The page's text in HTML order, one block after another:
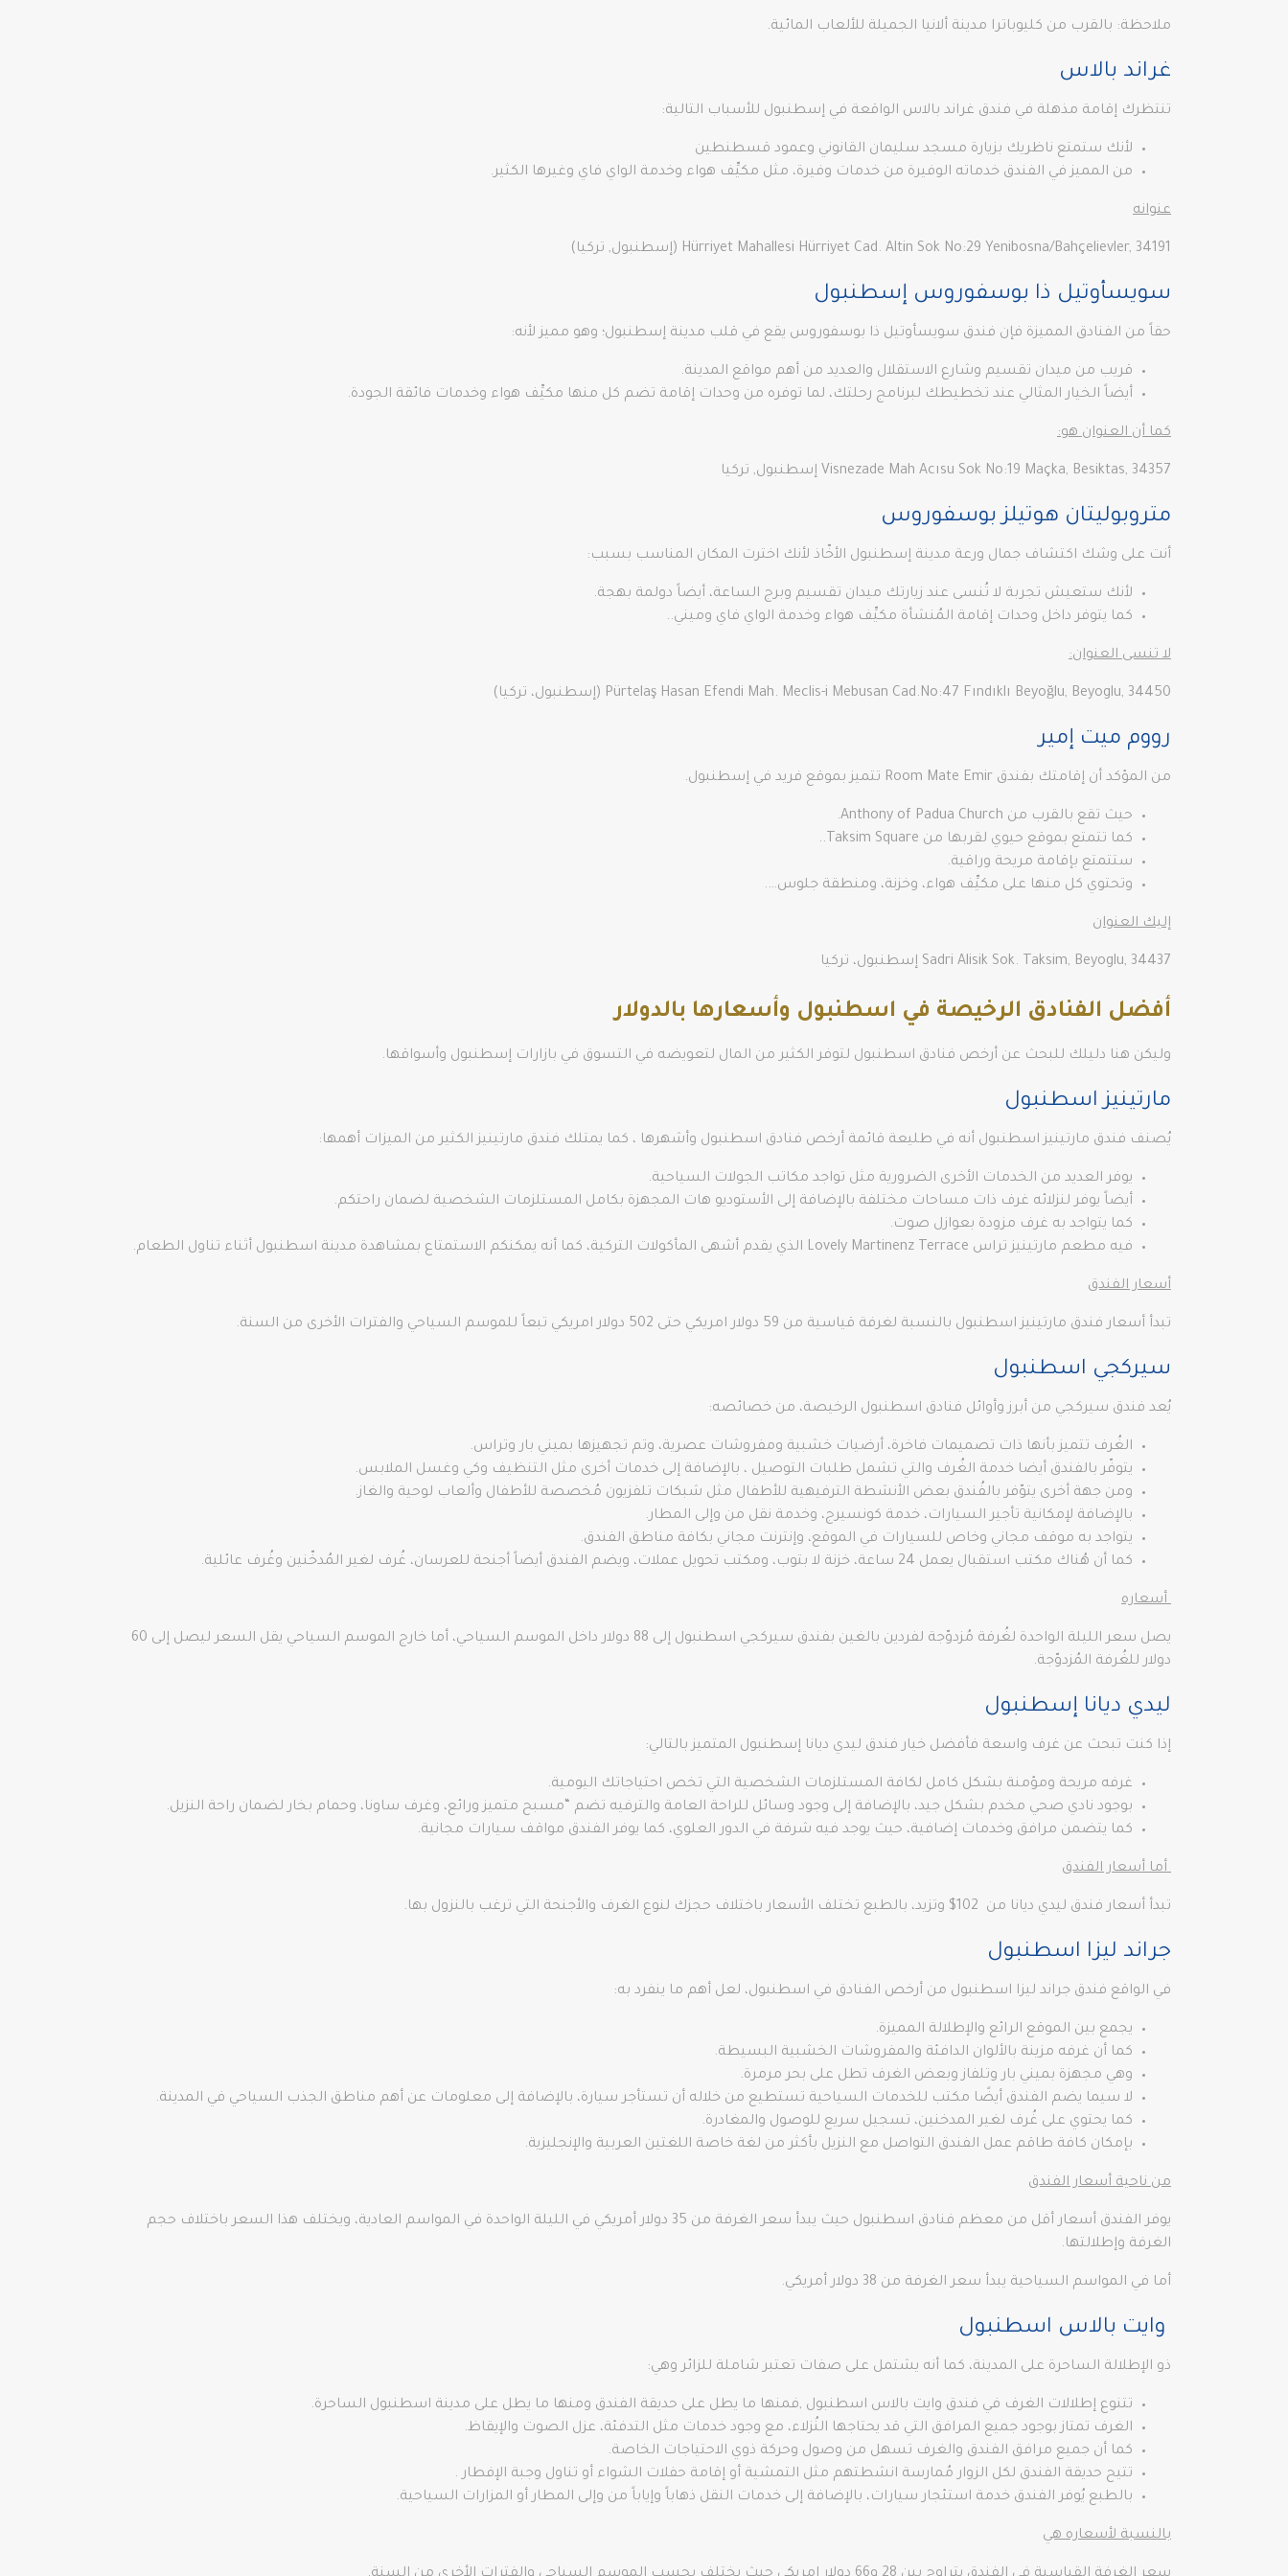
ملاحظة: بالقرب من كليوباترا مدينة ألانيا الجميلة للألعاب المائية.
غراند بالاس
تنتظرك إقامة مذهلة في فندق غراند بالاس الواقعة في إسطنبول للأسباب التالية:
لأنك ستمتع ناظريك بزيارة مسجد سليمان القانوني وعمود قسطنطين
من المميز في الفندق خدماته الوفيرة من خدمات وفيرة، مثل مكيِّف هواء وخدمة الواي فاي وغيرها الكثير.
عنوانه
Hürriyet Mahallesi Hürriyet Cad. Altin Sok No:29 Yenibosna/Bahçelievler, 34191 (إسطنبول, تركيا)
سويسأوتيل ذا بوسفوروس إسطنبول
حقاً من الفنادق المميزة فإن فندق سويسأوتيل ذا بوسفوروس يقع في قلب مدينة إسطنبول؛ وهو مميز لأنه:
قريب من ميدان تقسيم وشارع الاستقلال والعديد من أهم مواقع المدينة.
أيضاً الخيار المثالي عند تخطيطك لبرنامج رحلتك، لما توفره من وحدات إقامة تضم كل منها مكيِّف هواء وخدمات فائقة الجودة.
كما أن العنوان هو:
Visnezade Mah Acısu Sok No:19 Maçka, Besiktas, 34357 إسطنبول, تركيا
متروبوليتان هوتيلز بوسفوروس
أنت على وشك اكتشاف جمال ورعة مدينة إسطنبول الأخّاذ لأنك اخترت المكان المناسب بسبب:
لأنك ستعيش تجربة لا تُنسى عند زيارتك ميدان تقسيم وبرج الساعة، أيضاً دولمة بهجة.
كما يتوفر داخل وحدات إقامة المُنشأة مكيِّف هواء وخدمة الواي فاي وميني..
لا تنسى العنوان:
Pürtelaş Hasan Efendi Mah. Meclis-i Mebusan Cad.No:47 Fındıklı Beyoğlu, Beyoglu, 34450 (إسطنبول، تركيا)
رووم ميت إمير
من المؤكد أن إقامتك بفندق Room Mate Emir تتميز بموقع فريد في إسطنبول.
حيث تقع بالقرب من Anthony of Padua Church.
كما تتمتع بموقع حيوي لقربها من Taksim Square..
ستتمتع بإقامة مريحة وراقية.
وتحتوي كل منها على مكيِّف هواء، وخزنة، ومنطقة جلوس….
إليك العنوان
Sadri Alisik Sok. Taksim, Beyoglu, 34437 إسطنبول، تركيا
أفضل الفنادق الرخيصة في اسطنبول وأسعارها بالدولار
وليكن هنا دليلك للبحث عن أرخص فنادق اسطنبول لتوفر الكثير من المال لتعويضه في التسوق في بازارات إسطنبول وأسواقها.
مارتينيز اسطنبول
يُصنف فندق مارتينيز اسطنبول أنه في طليعة قائمة أرخص فنادق اسطنبول وأشهرها ، كما يمتلك فندق مارتينيز الكثير من الميزات أهمها:
يوفر العديد من الخدمات الأخرى الضرورية مثل تواجد مكاتب الجولات السياحية.
أيضاً يوفر لنزلائه غرف ذات مساحات مختلفة بالإضافة إلى الأستوديو هات المجهزة بكامل المستلزمات الشخصية لضمان راحتكم.
كما يتواجد به غرف مزودة بعوازل صوت.
فيه مطعم مارتينيز تراس Lovely Martinenz Terrace الذي يقدم أشهى المأكولات التركية، كما أنه يمكنكم الاستمتاع بمشاهدة مدينة اسطنبول أثناء تناول الطعام.
أسعار الفندق
تبدأ أسعار فندق مارتينيز اسطنبول بالنسبة لغرفة قياسية من 59 دولار امريكي حتى 502 دولار امريكي تبعاً للموسم السياحي والفترات الأخرى من السنة.
سيركجي اسطنبول
يُعد فندق سيركجي من أبرز وأوائل فنادق اسطنبول الرخيصة، من خصائصه:
الغُرف تتميز بأنها ذات تصميمات فاخرة، أرضيات خشبية ومفروشات عصرية، وتم تجهيزها بميني بار وتراس.
يتوفّر بالفندق أيضا خدمة الغُرف والتي تشمل طلبات التوصيل ، بالإضافة إلى خدمات أخرى مثل التنظيف وكي وغسل الملابس.
ومن جهة أخرى يتوّفر بالفُندق بعض الأنشطة الترفيهية للأطفال مثل شبكات تلفزيون مُخصصة للأطفال وألعاب لوحية والغاز.
بالإضافة لإمكانية تأجير السيارات، خدمة كونسيرج، وخدمة نقل من وإلى المطار.
يتواجد به موقف مجاني وخاص للسيارات في الموقع، وإنترنت مجاني بكافة مناطق الفندق.
كما أن هُناك مكتب استقبال يعمل 24 ساعة، خزنة لا بتوب، ومكتب تحويل عملات، ويضم الفندق أيضاً أجنحة للعرسان، غُرف لغير المُدخّنين وغُرف عائلية.
أسعاره
يصل سعر الليلة الواحدة لغُرفة مُزدوّجة لفردين بالغين بفندق سيركجي اسطنبول إلى 88 دولار داخل الموسم السياحي، أما خارج الموسم السياحي يقل السعر ليصل إلى 60
دولار للغُرفة المُزدوّجة.
ليدي ديانا إسطنبول
إذا كنت تبحث عن غرف واسعة فأفضل خيار فندق ليدي ديانا إسطنبول المتميز بالتالي:
غرفه مريحة ومؤمنة بشكل كامل لكافة المستلزمات الشخصية التي تخص احتياجاتك اليومية.
بوجود نادي صحي مخدم بشكل جيد، بالإضافة إلى وجود وسائل للراحة العامة والترفيه تضم “مسبح متميز ورائع، وغرف ساونا، وحمام بخار لضمان راحة النزيل.
كما يتضمن مرافق وخدمات إضافية، حيث يوجد فيه شرفة في الدور العلوي، كما يوفر الفندق مواقف سيارات مجانية.
أما أسعار الفندق
تبدأ أسعار فندق ليدي ديانا من 102$ وتزيد، بالطبع تختلف الأسعار باختلاف حجزك لنوع الغرف والأجنحة التي ترغب بالنزول بها.
جراند ليزا اسطنبول
في الواقع فندق جراند ليزا اسطنبول من أرخص الفنادق في اسطنبول، لعل أهم ما ينفرد به:
يجمع بين الموقع الرائع والإطلالة المميزة.
كما أن غرفه مزينة بالألوان الدافئة والمفروشات الخشبية البسيطة.
وهي مجهزة بميني بار وتلفاز وبعض الغرف تطل على بحر مرمرة.
لا سيما يضم الفندق أيضًا مكتب للخدمات السياحية تستطيع من خلاله أن تستأجر سيارة، بالإضافة إلى معلومات عن أهم مناطق الجذب السياحي في المدينة.
كما يحتوي على غُرف لغير المدخنين، تسجيل سريع للوصول والمغادرة.
بإمكان كافة طاقم عمل الفندق التواصل مع النزيل بأكثر من لغة خاصة اللغتين العربية والإنجليزية.
من ناحية أسعار الفندق
يوفر الفندق أسعار أقل من معظم فنادق اسطنبول حيث يبدأ سعر الغرفة من 35 دولار أمريكي في الليلة الواحدة في المواسم العادية، ويختلف هذا السعر باختلاف حجم
الغرفة وإطلالتها.
أما في المواسم السياحية يبدأ سعر الغرفة من 38 دولار أمريكي.
وايت بالاس اسطنبول
ذو الإطلالة الساحرة على المدينة، كما أنه يشتمل على صفات تعتبر شاملة للزائر وهي:
تتنوع إطلالات الغرف في فندق وايت بالاس اسطنبول ,فمنها ما يطل على حديقة الفندق ومنها ما يطل على مدينة اسطنبول الساحرة.
الغرف تمتاز بوجود جميع المرافق التي قد يحتاجها النُزلاء، مع وجود خدمات مثل التدفئة، عزل الصوت والإيقاظ.
كما أن جميع مرافق الفندق والغرف تسهل من وصول وحركة ذوي الاحتياجات الخاصة.
تتيح حديقة الفندق لكل الزوار مُمارسة انشطتهم مثل التمشية أو إقامة حفلات الشواء أو تناول وجبة الإفطار .
بالطبع يُوفر الفندق خدمة استئجار سيارات، بالإضافة إلى خدمات النقل ذهاباً وإياباً من وإلى المطار أو المزارات السياحية.
بالنسبة لأسعاره هي